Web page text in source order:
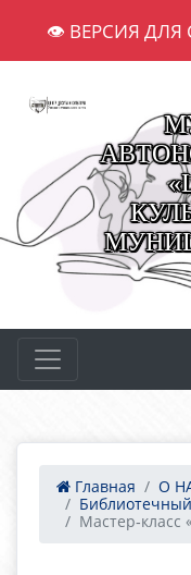
👁 ВЕРСИЯ ДЛЯ
Главная О
Мастер‑класс